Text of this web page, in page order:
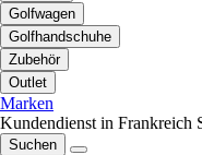
Golfwagen
Golfhandschuhe
Zubehör
Outlet
Marken
Kundendienst in Frankreich
Suchen